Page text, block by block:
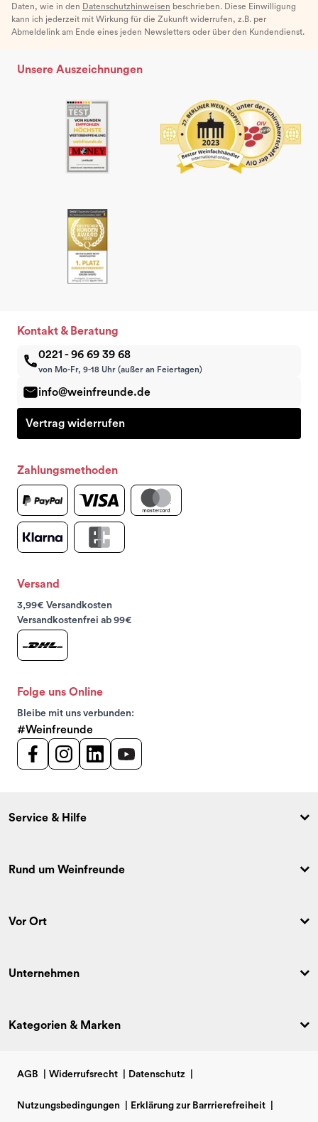
Daten, wie in den Datenschutzhinweisen beschrieben. Diese Einwilligung
kann ich jederzeit mit Wirkung für die Zukunft widerrufen, z.B. per
Abmeldelink am Ende eines jeden Newsletters oder über den Kundendienst.
Unsere Auszeichnungen
Kontakt & Beratung
0221 - 96 69 39 68
von Mo-Fr, 9-18 Uhr (außer an Feiertagen)
info@weinfreunde.de
Vertrag widerrufen
Zahlungsmethoden
Versand
3,99€ Versandkosten
Versandkostenfrei ab 99€
Folge uns Online
Bleibe mit uns verbunden:
#Weinfreunde
Service & Hilfe
Rund um Weinfreunde
Vor Ort
Unternehmen
Kategorien & Marken
AGB Widerrufsrecht Datenschutz
Nutzungsbedingungen Erklärung zur Barrrierefreiheit